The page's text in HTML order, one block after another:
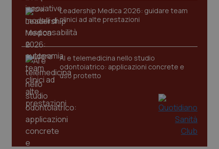
Leadership Medica 2026: guidare team
clinici ad alte prestazioni
AI e telemedicina nello studio
odontoiatrico: applicazioni concrete e
uso protetto
CookieScriptConsent
CookieScript
www.quotidianosanita.it
tracking-sites-ironfish-
www.quotidianosanita.it